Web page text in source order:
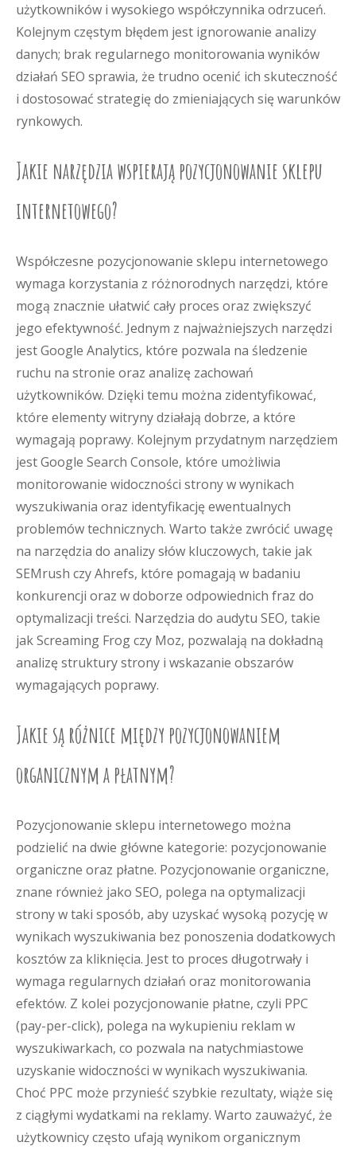
użytkowników i wysokiego współczynnika odrzuceń.
Kolejnym częstym błędem jest ignorowanie analizy
danych; brak regularnego monitorowania wyników
działań SEO sprawia, że trudno ocenić ich skuteczność
i dostosować strategię do zmieniających się warunków
rynkowych.
Jakie narzędzia wspierają pozycjonowanie sklepu
internetowego?
Współczesne pozycjonowanie sklepu internetowego
wymaga korzystania z różnorodnych narzędzi, które
mogą znacznie ułatwić cały proces oraz zwiększyć
jego efektywność. Jednym z najważniejszych narzędzi
jest Google Analytics, które pozwala na śledzenie
ruchu na stronie oraz analizę zachowań
użytkowników. Dzięki temu można zidentyfikować,
które elementy witryny działają dobrze, a które
wymagają poprawy. Kolejnym przydatnym narzędziem
jest Google Search Console, które umożliwia
monitorowanie widoczności strony w wynikach
wyszukiwania oraz identyfikację ewentualnych
problemów technicznych. Warto także zwrócić uwagę
na narzędzia do analizy słów kluczowych, takie jak
SEMrush czy Ahrefs, które pomagają w badaniu
konkurencji oraz w doborze odpowiednich fraz do
optymalizacji treści. Narzędzia do audytu SEO, takie
jak Screaming Frog czy Moz, pozwalają na dokładną
analizę struktury strony i wskazanie obszarów
wymagających poprawy.
Jakie są różnice między pozycjonowaniem
organicznym a płatnym?
Pozycjonowanie sklepu internetowego można
podzielić na dwie główne kategorie: pozycjonowanie
organiczne oraz płatne. Pozycjonowanie organiczne,
znane również jako SEO, polega na optymalizacji
strony w taki sposób, aby uzyskać wysoką pozycję w
wynikach wyszukiwania bez ponoszenia dodatkowych
kosztów za kliknięcia. Jest to proces długotrwały i
wymaga regularnych działań oraz monitorowania
efektów. Z kolei pozycjonowanie płatne, czyli PPC
(pay-per-click), polega na wykupieniu reklam w
wyszukiwarkach, co pozwala na natychmiastowe
uzyskanie widoczności w wynikach wyszukiwania.
Choć PPC może przynieść szybkie rezultaty, wiąże się
z ciągłymi wydatkami na reklamy. Warto zauważyć, że
użytkownicy często ufają wynikom organicznym